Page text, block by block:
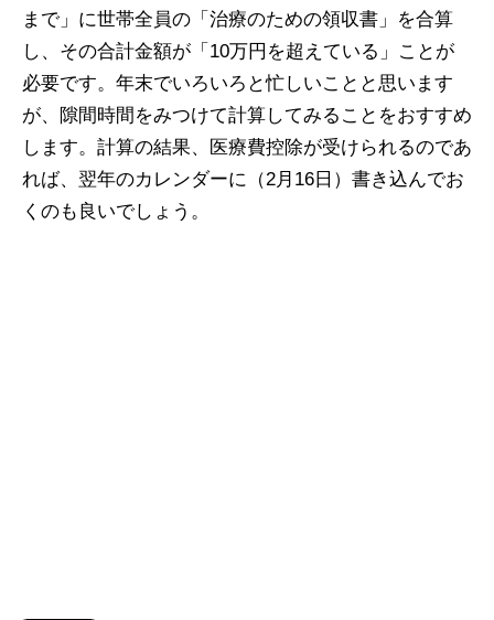
まで」に世帯全員の「治療のための領収書」を合算
し、その合計金額が「10万円を超えている」ことが
必要です。年末でいろいろと忙しいことと思います
が、隙間時間をみつけて計算してみることをおすすめ
します。計算の結果、医療費控除が受けられるのであ
れば、翌年のカレンダーに（2月16日）書き込んでお
くのも良いでしょう。